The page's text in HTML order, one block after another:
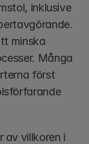
inklusive
minska
Många
först
av villkoren i